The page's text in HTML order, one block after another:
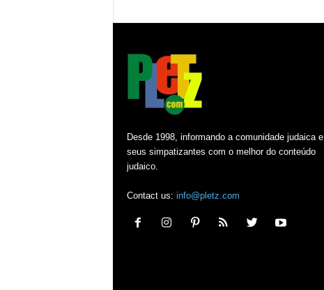
Desde 1998, informando a comunidade judaica e
seus simpatizantes com o melhor do conteúdo
judaico.
Contact us: info@pletz.com